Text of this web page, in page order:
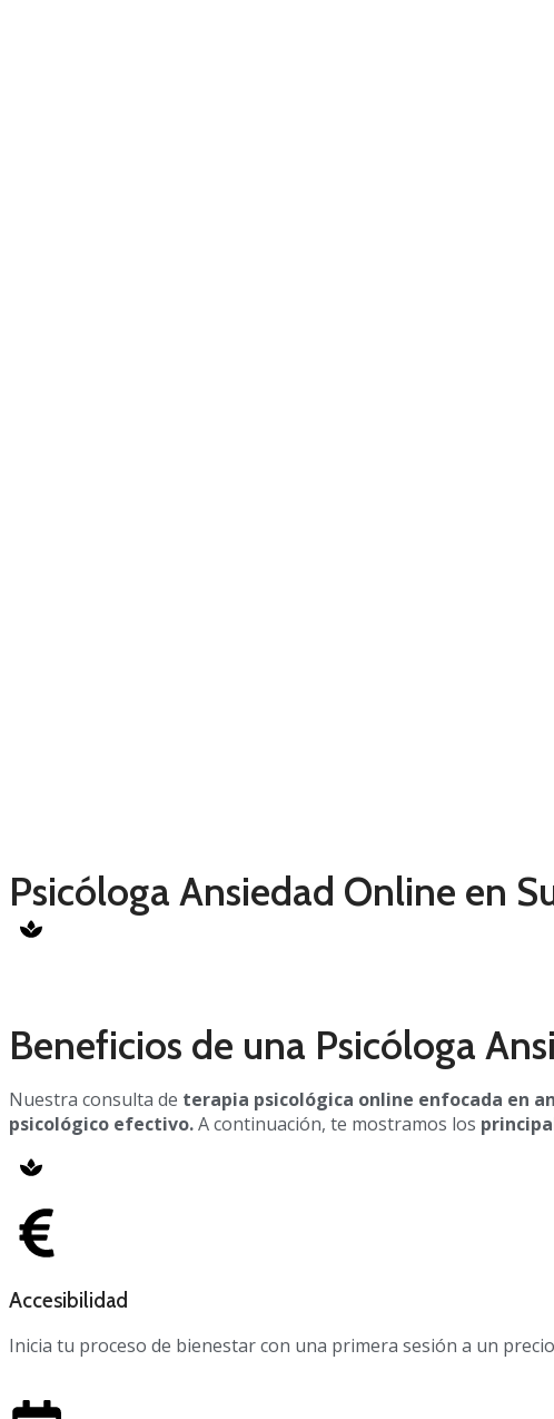
Psicóloga Ansiedad Online en
Beneficios de una Psicóloga
Nuestra consulta de terapia psicológica online enfocada en
psicológico efectivo.A continuación, te mostramos los
Accesibilidad
Inicia tu proceso de bienestar con una primera sesión a un